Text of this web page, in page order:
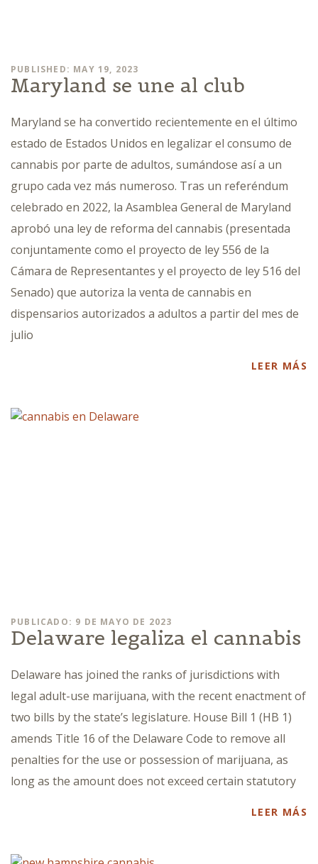
PUBLISHED: MAY 19, 2023
Maryland se une al club
Maryland se ha convertido recientemente en el último
estado de Estados Unidos en legalizar el consumo de
cannabis por parte de adultos, sumándose así a un
grupo cada vez más numeroso. Tras un referéndum
celebrado en 2022, la Asamblea General de Maryland
aprobó una ley de reforma del cannabis (presentada
conjuntamente como el proyecto de ley 556 de la
Cámara de Representantes y el proyecto de ley 516 del
Senado) que autoriza la venta de cannabis en
dispensarios autorizados a adultos a partir del mes de
julio
LEER MÁS
PUBLICADO: 9 DE MAYO DE 2023
Delaware legaliza el cannabis
Delaware has joined the ranks of jurisdictions with
legal adult-use marijuana, with the recent enactment of
two bills by the state’s legislature. House Bill 1 (HB 1)
amends Title 16 of the Delaware Code to remove all
penalties for the use or possession of marijuana, as
long as the amount does not exceed certain statutory
LEER MÁS